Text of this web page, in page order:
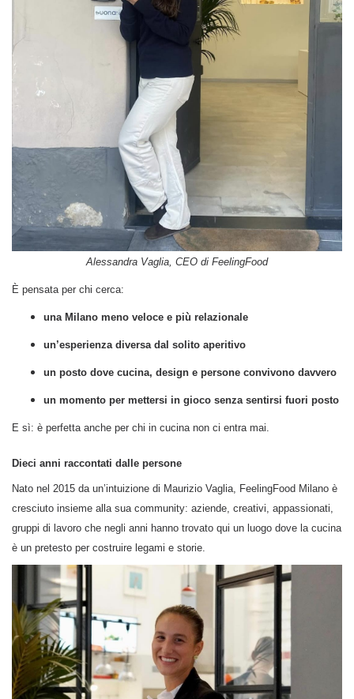
Alessandra Vaglia, CEO di FeelingFood
È pensata per chi cerca:
una Milano meno veloce e più relazionale
un’esperienza diversa dal solito aperitivo
un posto dove cucina, design e persone convivono davvero
un momento per mettersi in gioco senza sentirsi fuori posto
E sì: è perfetta anche per chi in cucina non ci entra mai.
Dieci anni raccontati dalle persone
Nato nel 2015 da un’intuizione di Maurizio Vaglia, FeelingFood Milano è
cresciuto insieme alla sua community: aziende, creativi, appassionati,
gruppi di lavoro che negli anni hanno trovato qui un luogo dove la cucina
è un pretesto per costruire legami e storie.